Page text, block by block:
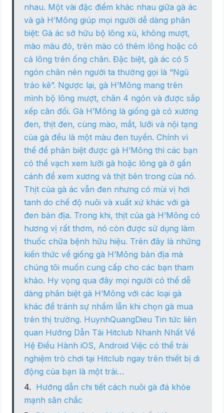
nhau. Một vài đặc điểm khác nhau giữa gà ác
và gà H’Mông giúp mọi người dễ dàng phân
biệt: Gà ác sở hữu bộ lông xù, không mượt,
mào màu đỏ, trên mào có thêm lông hoặc có
cả lông trên ống chân. Đặc biệt, gà ác có 5
ngón chân nên người ta thường gọi là “Ngũ
trảo kê”. Ngược lại, gà H’Mông mang trên
mình bộ lông mượt, chân 4 ngón và được sắp
xếp cân đối. Gà H’Mông là giống gà có xương
đen, thịt đen, cùng mào, mắt, lưỡi và nội tạng
của gà đều là một màu đen tuyền. Chính vì
thế để phân biệt được gà H’Mông thì các bạn
có thể vạch xem lưỡi gà hoặc lông gà ở gần
cánh để xem xương và thịt bên trong của nó.
Thịt của gà ác vẫn đen nhưng có mùi vị hơi
tanh do chế độ nuôi và xuất xứ khác với gà
đen bản địa. Trong khi, thịt của gà H’Mông có
hương vị rất thơm, nó còn được sử dụng làm
thuốc chữa bệnh hữu hiệu. Trên đây là những
kiến thức về giống gà H’Mông bản địa mà
chúng tôi muốn cung cấp cho các bạn tham
khảo. Hy vọng qua đây mọi người có thể dễ
dàng phân biệt gà H’Mông với các loại gà
khác để tránh sự nhầm lẫn khi chọn gà mua
trên thị trường. HuynhQuangDieu Tin tức liên
quan Hướng Dẫn Tải Hitclub Nhanh Nhất Về
Hệ Điều Hành iOS, Android Việc có thể trải
nghiệm trò chơi tại Hitclub ngay trên thiết bị di
động của bạn là một trải…
Hướng dẫn chi tiết cách nuôi gà đá khỏe
mạnh săn chắc